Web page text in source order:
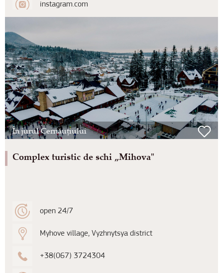
instagram.com
În jurul Cernăuțiului
Complex turistic de schi „Mihova"
open 24/7
Myhove village, Vyzhnytsya district
+38(067) 3724304